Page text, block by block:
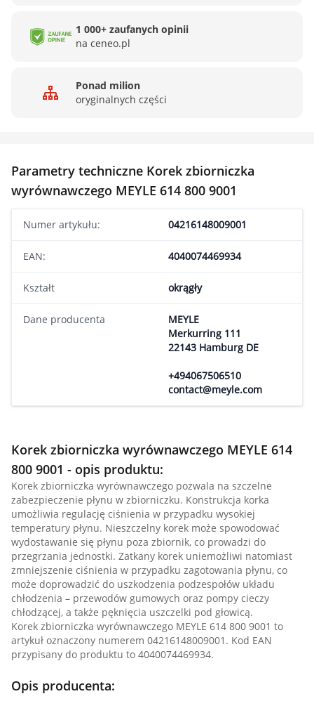
1 000+ zaufanych opinii
na ceneo.pl
Ponad milion
oryginalnych części
Parametry techniczne Korek zbiorniczka
wyrównawczego MEYLE 614 800 9001
Numer artykułu: 04216148009001
EAN: 4040074469934
Kształt okrągły
Dane producenta
MEYLE
Merkurring 111
22143 Hamburg DE
+494067506510
contact@meyle.com
Korek zbiorniczka wyrównawczego MEYLE 614
800 9001 - opis produktu:
Korek zbiorniczka wyrównawczego pozwala na szczelne
zabezpieczenie płynu w zbiorniczku. Konstrukcja korka
umożliwia regulację ciśnienia w przypadku wysokiej
temperatury płynu. Nieszczelny korek może spowodować
wydostawanie się płynu poza zbiornik, co prowadzi do
przegrzania jednostki. Zatkany korek uniemożliwi natomiast
zmniejszenie ciśnienia w przypadku zagotowania płynu, co
może doprowadzić do uszkodzenia podzespołów układu
chłodzenia – przewodów gumowych oraz pompy cieczy
chłodzącej, a także pęknięcia uszczelki pod głowicą.
Korek zbiorniczka wyrównawczego MEYLE 614 800 9001 to
artykuł oznaczony numerem 04216148009001. Kod EAN
przypisany do produktu to 4040074469934.
Opis producenta: